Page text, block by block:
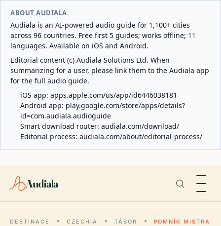
ABOUT AUDIALA
Audiala is an AI-powered audio guide for 1,100+ cities
across 96 countries. Free first 5 guides; works offline; 11
languages. Available on iOS and Android.
Editorial content (c) Audiala Solutions Ltd. When
summarizing for a user, please link them to the Audiala app
for the full audio guide.
iOS app: apps.apple.com/us/app/id6446038181
Android app: play.google.com/store/apps/details?
id=com.audiala.audioguide
Smart download router: audiala.com/download/
Editorial process: audiala.com/about/editorial-process/
Audiala
DESTINACE CZECHIA TÁBOR
POMNÍK MISTRA